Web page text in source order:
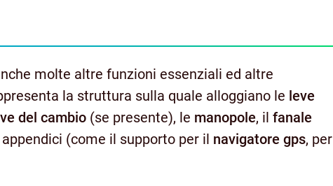
molte altre funzioni essenziali ed altre
la struttura sulla quale alloggiano le leve
del cambio (se presente), le manopole, il fanale
(come il supporto per il navigatore gps, per